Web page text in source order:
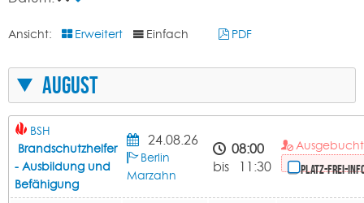
Ansicht: Erweitert Einfach PDF
August
BSH
Brandschutzhelfer
- Ausbildung und
Befähigung
24.08.26
Berlin
Marzahn
08:00
bis 11:30
Platz-frei-